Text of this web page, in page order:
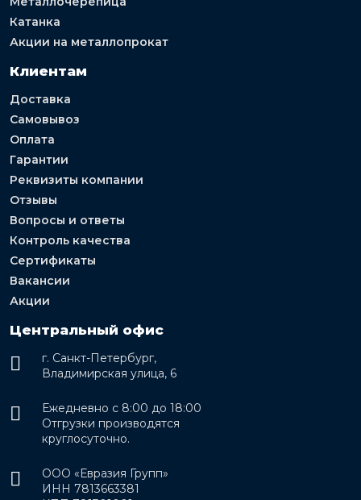
Катанка
Акции на металлопрокат
Клиентам
Доставка
Самовывоз
Оплата
Гарантии
Реквизиты компании
Отзывы
Вопросы и ответы
Контроль качества
Сертификаты
Вакансии
Акции
Центральный офис
г. Санкт-Петербург,
Владимирская улица, 6
Ежедневно с 8:00 до 18:00
Отгрузки производятся
круглосуточно.
ООО «Евразия Групп»
ИНН 7813663381